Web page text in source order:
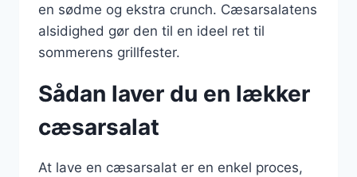
en sødme og ekstra crunch. Cæsarsalatens
alsidighed gør den til en ideel ret til
sommerens grillfester.
Sådan laver du en lækker
cæsarsalat
At lave en cæsarsalat er en enkel proces,